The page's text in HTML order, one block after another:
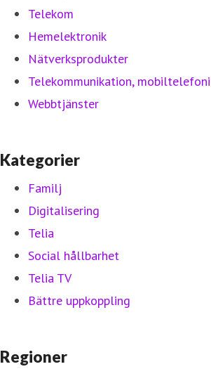
Telekom
Hemelektronik
Nätverksprodukter
Telekommunikation, mobiltelefoni
Webbtjänster
Kategorier
Familj
Digitalisering
Telia
Social hållbarhet
Telia TV
Bättre uppkoppling
Regioner